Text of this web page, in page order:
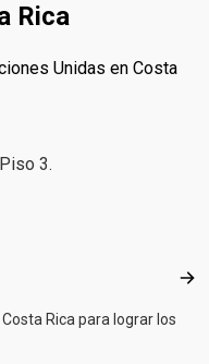
Rica
Unidas en Costa
3.
Rica para lograr los